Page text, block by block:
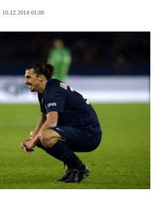
10.12.2014 01:00